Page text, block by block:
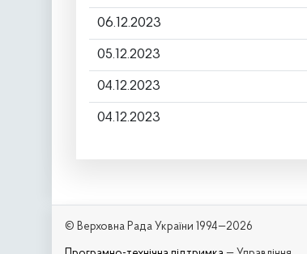
06.12.2023
05.12.2023
04.12.2023
04.12.2023
© Верховна Рада України 1994—2026